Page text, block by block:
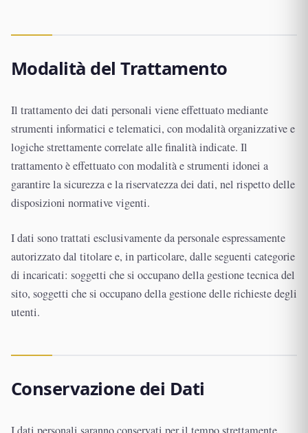
Modalità del Trattamento
Il trattamento dei dati personali viene effettuato mediante
strumenti informatici e telematici, con modalità organizzative e
logiche strettamente correlate alle finalità indicate. Il
trattamento è effettuato con modalità e strumenti idonei a
garantire la sicurezza e la riservatezza dei dati, nel rispetto delle
disposizioni normative vigenti.
I dati sono trattati esclusivamente da personale espressamente
autorizzato dal titolare e, in particolare, dalle seguenti categorie
di incaricati: soggetti che si occupano della gestione tecnica del
sito, soggetti che si occupano della gestione delle richieste degli
utenti.
Conservazione dei Dati
I dati personali saranno conservati per il tempo strettamente